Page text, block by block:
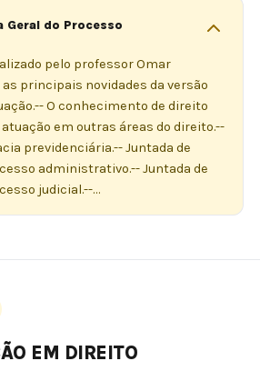
Geral do Processo
pelo professor Omar
principais novidades da versão
O conhecimento de direito
em outras áreas do direito.--
previdenciária.-- Juntada de
administrativo.-- Juntada de
judicial.--…
EM DIREITO